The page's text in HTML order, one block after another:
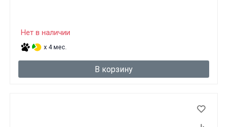
Нет в наличии
x 4 мес.
В корзину